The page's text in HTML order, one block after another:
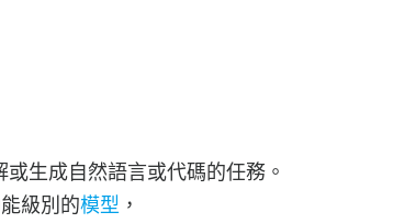
生成自然語言或代碼的任務。
級別的模型 ，